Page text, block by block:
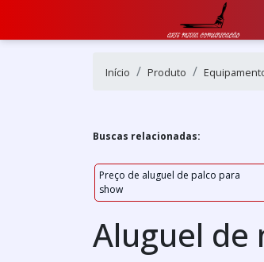
Início Produto
Buscas relacionadas:
Preço de aluguel de palco para
show
Aluguel de